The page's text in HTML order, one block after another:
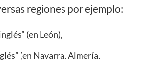
regiones por ejemplo:
(en León),
(en Navarra, Almería,